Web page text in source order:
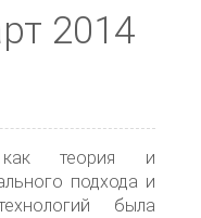
2014
как теория и
подхода и
была